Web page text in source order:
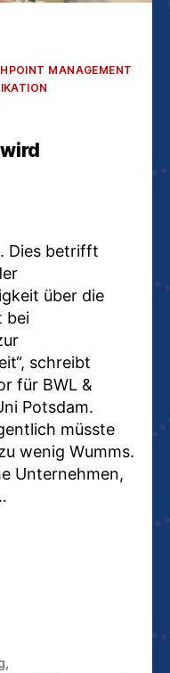
MANAGEMENT
Dies betrifft
über die
bei
schreibt
für BWL &
Potsdam.
müsste
wenig Wumms.
Unternehmen,